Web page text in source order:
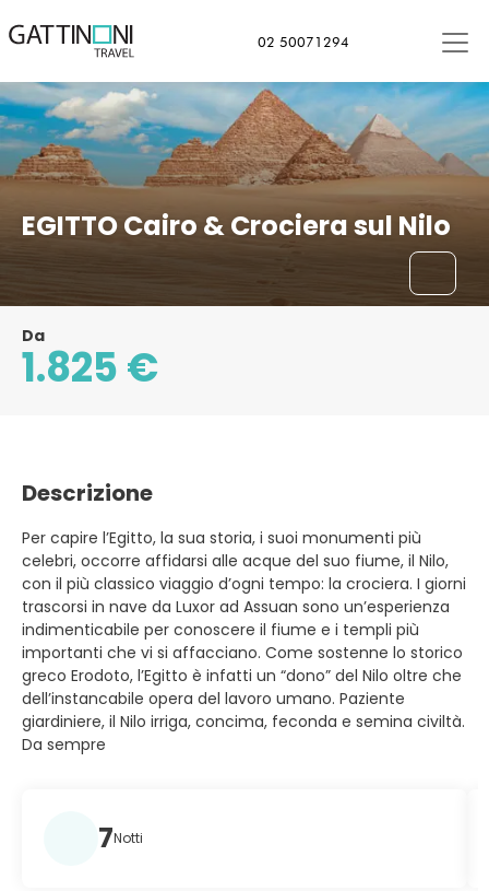
02 50071294
EGITTO Cairo & Crociera sul Nilo
Il Cairo, Egitto
Da
1.825 €
Descrizione
Per capire l’Egitto, la sua storia, i suoi monumenti più
celebri, occorre affidarsi alle acque del suo fiume, il Nilo,
con il più classico viaggio d’ogni tempo: la crociera. I giorni
trascorsi in nave da Luxor ad Assuan sono un’esperienza
indimenticabile per conoscere il fiume e i templi più
importanti che vi si affacciano. Come sostenne lo storico
greco Erodoto, l’Egitto è infatti un “dono” del Nilo oltre che
dell’instancabile opera del lavoro umano. Paziente
giardiniere, il Nilo irriga, concima, feconda e semina civiltà.
Da sempre
7Notti